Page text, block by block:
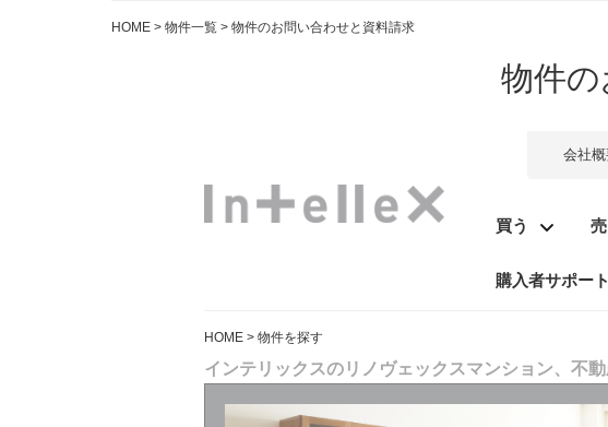
HOME > 物件一覧 > 物件のお問い合わせと資料請求
物件